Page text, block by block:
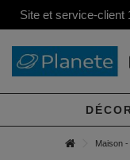
Site et service-client
Maison